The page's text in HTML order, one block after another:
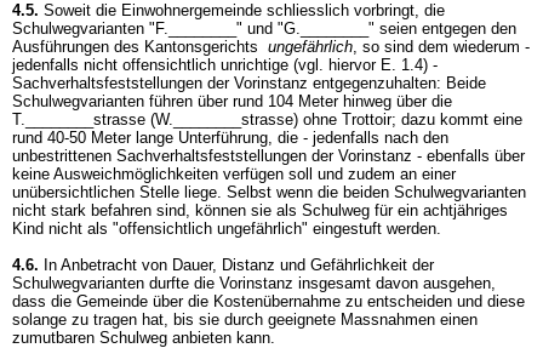
4.5. Soweit die Einwohnergemeinde schliesslich vorbringt, die
Schulwegvarianten "F.________" und "G.________" seien entgegen den
Ausführungen des Kantonsgerichts ungefährlich, so sind dem wiederum -
jedenfalls nicht offensichtlich unrichtige (vgl. hiervor E. 1.4) -
Sachverhaltsfeststellungen der Vorinstanz entgegenzuhalten: Beide
Schulwegvarianten führen über rund 104 Meter hinweg über die
T.________strasse (W.________strasse) ohne Trottoir; dazu kommt eine
rund 40-50 Meter lange Unterführung, die - jedenfalls nach den
unbestrittenen Sachverhaltsfeststellungen der Vorinstanz - ebenfalls über
keine Ausweichmöglichkeiten verfügen soll und zudem an einer
unübersichtlichen Stelle liege. Selbst wenn die beiden Schulwegvarianten
nicht stark befahren sind, können sie als Schulweg für ein achtjähriges
Kind nicht als "offensichtlich ungefährlich" eingestuft werden.
4.6. In Anbetracht von Dauer, Distanz und Gefährlichkeit der
Schulwegvarianten durfte die Vorinstanz insgesamt davon ausgehen,
dass die Gemeinde über die Kostenübernahme zu entscheiden und diese
solange zu tragen hat, bis sie durch geeignete Massnahmen einen
zumutbaren Schulweg anbieten kann.